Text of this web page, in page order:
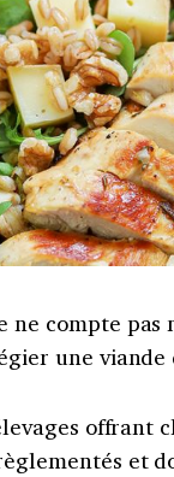
ne compte
une viande
offrant
et